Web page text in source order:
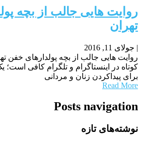
روایت هایی جالب از بچه
تهران
| جولای 11, 2016
روایت هایی جالب از بچه پولدارهای
کوتاه در اینستاگرام و تلگرام کافی
برای پیداکردن زنان و مردانی
Read More
Posts navigation
نوشته‌های تازه